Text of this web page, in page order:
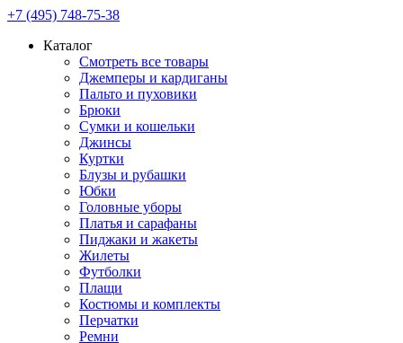
+7 (495) 748-75-38
Каталог
Смотреть все товары
Джемперы и кардиганы
Пальто и пуховики
Брюки
Сумки и кошельки
Джинсы
Куртки
Блузы и рубашки
Юбки
Головные уборы
Платья и сарафаны
Пиджаки и жакеты
Жилеты
Футболки
Плащи
Костюмы и комплекты
Перчатки
Ремни